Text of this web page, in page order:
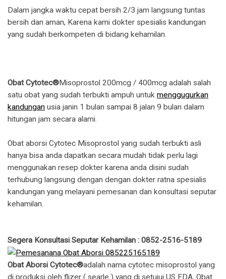
Dalam jangka waktu cepat bersih 2/3 jam langsung tuntas
bersih dan aman, Karena kami dokter spesialis kandungan
yang sudah berkompeten di bidang kehamilan.
Obat Cytotec®Misoprostol 200mcg / 400mcg adalah salah
satu obat yang sudah terbukti ampuh untuk menggugurkan
kandungan usia janin 1 bulan sampai 8 jalan 9 bulan dalam
hitungan jam secara alami.
Obat aborsi Cytotec Misoprostol yang sudah terbukti asli
hanya bisa anda dapatkan secara mudah tidak perlu lagi
menggunakan resep dokter karena anda disini sudah
terhubung langsung dengan dengan dokter ratna spesialis
kandungan yang melayani pemesanan dan konsultasi seputar
kehamilan.
Segera Konsultasi Seputar Kehamilan : 0852-2516-5189
Obat Aborsi Cytotec®adalah nama cytotec misoprostol yang
di produksi oleh flizer ( searle ) yang di setujui US FDA, Obat